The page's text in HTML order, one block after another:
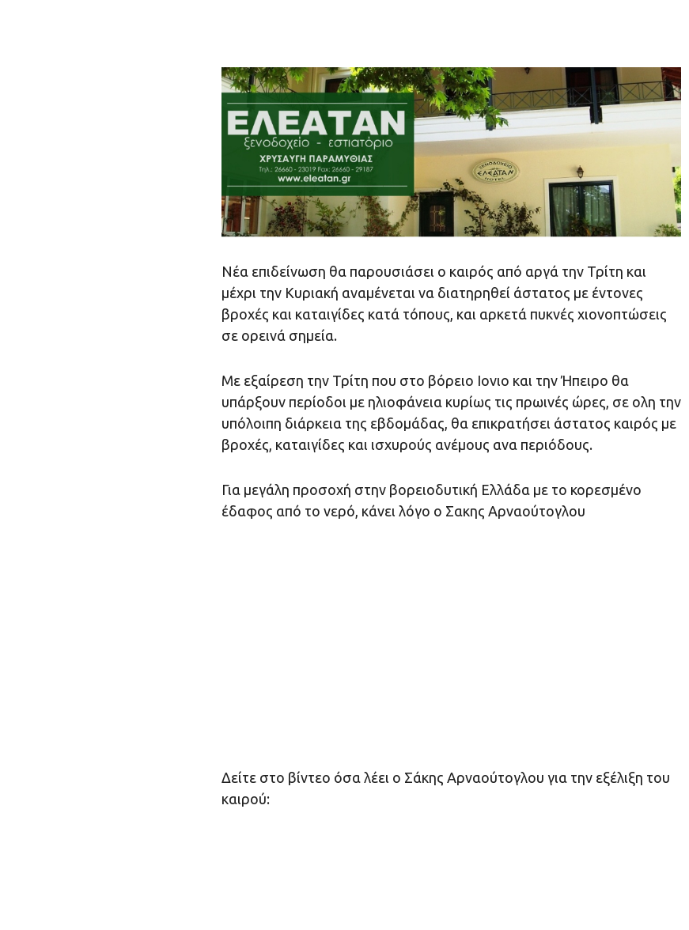
Νέα επιδείνωση θα παρουσιάσει ο καιρός από αργά την Τρίτη και
μέχρι την Κυριακή αναμένεται να διατηρηθεί άστατος με έντονες
βροχές και καταιγίδες κατά τόπους, και αρκετά πυκνές χιονοπτώσεις
σε ορεινά σημεία.
Με εξαίρεση την Τρίτη που στο βόρειο Ιονιο και την Ήπειρο θα
υπάρξουν περίοδοι με ηλιοφάνεια κυρίως τις πρωινές ώρες, σε ολη την
υπόλοιπη διάρκεια της εβδομάδας, θα επικρατήσει άστατος καιρός με
βροχές, καταιγίδες και ισχυρούς ανέμους ανα περιόδους.
Για μεγάλη προσοχή στην βορειοδυτική Ελλάδα με το κορεσμένο
έδαφος από το νερό, κάνει λόγο ο Σακης Αρναούτογλου
Δείτε στο βίντεο όσα λέει ο Σάκης Αρναούτογλου για την εξέλιξη του
καιρού: